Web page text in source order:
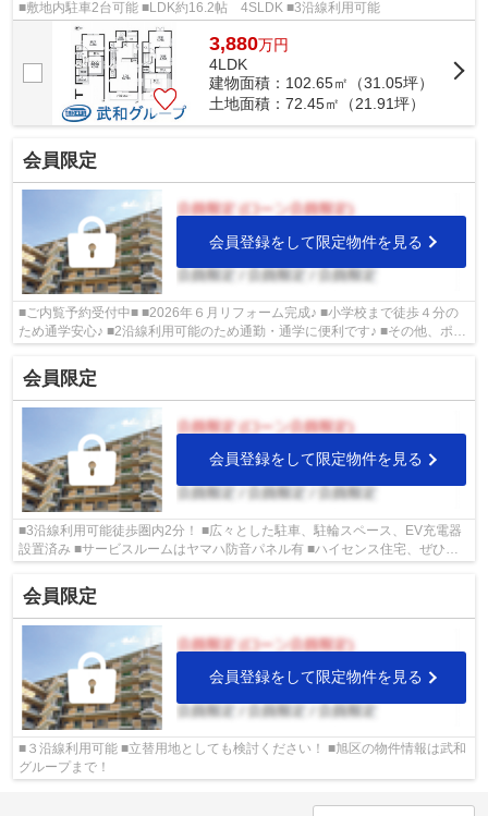
■敷地内駐車2台可能 ■LDK約16.2帖 4SLDK ■3沿線利用可能
3,880万円
4LDK
建物面積：102.65㎡（31.05坪）
土地面積：72.45㎡（21.91坪）
会員限定
会員登録をして限定物件を見る
■ご内覧予約受付中■ ■2026年６月リフォーム完成♪ ■小学校まで徒歩４分の
ため通学安心♪ ■2沿線利用可能のため通勤・通学に便利です♪ ■その他、ポー
会員限定
会員登録をして限定物件を見る
■3沿線利用可能徒歩圏内2分！ ■広々とした駐車、駐輪スペース、EV充電器
設置済み ■サービスルームはヤマハ防音パネル有 ■ハイセンス住宅、ぜひご
会員限定
会員登録をして限定物件を見る
■３沿線利用可能 ■立替用地としても検討ください！ ■旭区の物件情報は武和
グループまで！